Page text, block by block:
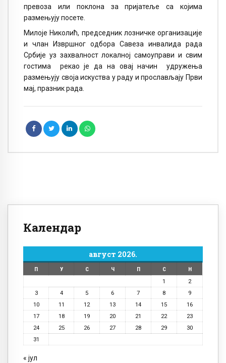
превоза или поклона за пријатеље са којима
размењују посете.
Милоје Николић, председник лозничке организације
и члан Извршног одбора Савеза инвалида рада
Србије уз захвалност локалној самоуправи и свим
гостима рекао је да на овај начин удружења
размењују своја искуства у раду и прослављају Први
мај, празник рада.
Календар
август 2026.
П У С Ч П С
Н
1
2
3
4 5 6 7 8
9
10
11 12 13 14 15
16
17
18 19 20 21 22
23
24
25 26 27 28 29
30
31
« јул